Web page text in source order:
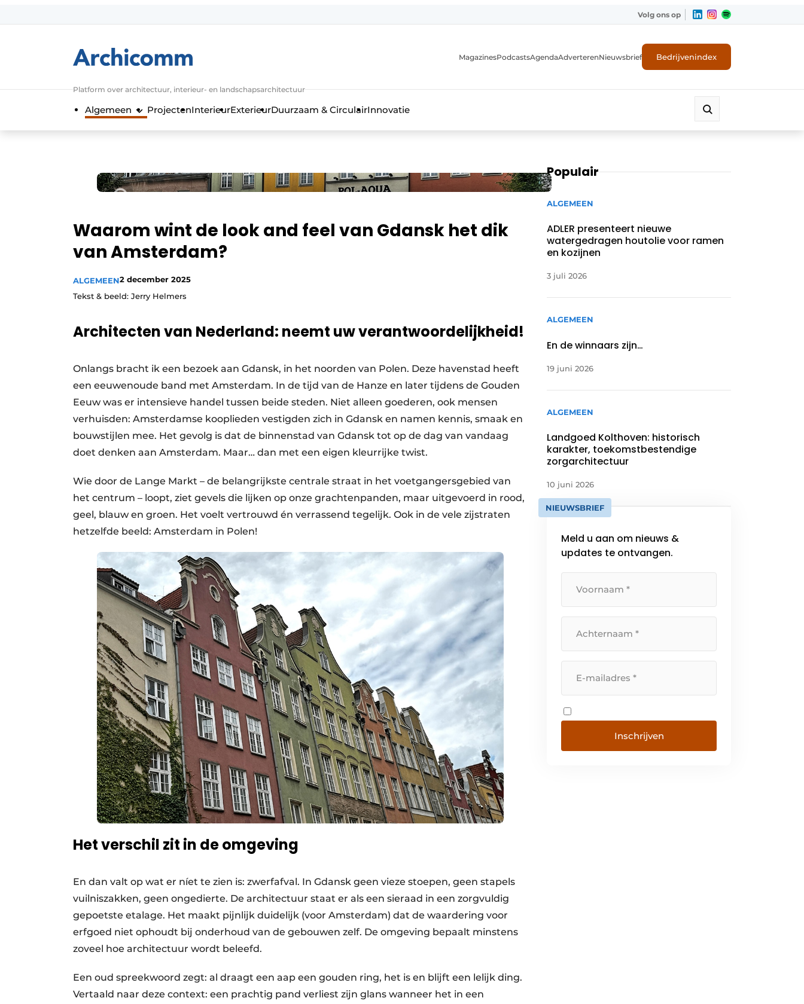
Algemene voorwaarden
Contact
Privacy / Cookie statement
Volg ons op
Platform over architectuur, interieur- en landschapsarchitectuur
MagazinesPodcastsAgendaAdverterenNieuwsbrief Bedrijvenindex
Algemeen ProjectenInterieurExterieurDuurzaam & CirculairInnovatie
Waarom wint de look and feel van Gdansk het dik
van Amsterdam?
ALGEMEEN2 december 2025
Tekst & beeld: Jerry Helmers
Architecten van Nederland: neemt uw verantwoordelijkheid!
Onlangs bracht ik een bezoek aan Gdansk, in het noorden van Polen. Deze havenstad heeft
een eeuwenoude band met Amsterdam. In de tijd van de Hanze en later tijdens de Gouden
Eeuw was er intensieve handel tussen beide steden. Niet alleen goederen, ook mensen
verhuisden: Amsterdamse kooplieden vestigden zich in Gdansk en namen kennis, smaak en
bouwstijlen mee. Het gevolg is dat de binnenstad van Gdansk tot op de dag van vandaag
doet denken aan Amsterdam. Maar… dan met een eigen kleurrijke twist.
Wie door de Lange Markt – de belangrijkste centrale straat in het voetgangersgebied van
het centrum – loopt, ziet gevels die lijken op onze grachtenpanden, maar uitgevoerd in rood,
geel, blauw en groen. Het voelt vertrouwd én verrassend tegelijk. Ook in de vele zijstraten
hetzelfde beeld: Amsterdam in Polen!
Het verschil zit in de omgeving
En dan valt op wat er níet te zien is: zwerfafval. In Gdansk geen vieze stoepen, geen stapels
vuilniszakken, geen ongedierte. De architectuur staat er als een sieraad in een zorgvuldig
gepoetste etalage. Het maakt pijnlijk duidelijk (voor Amsterdam) dat de waardering voor
erfgoed niet ophoudt bij onderhoud van de gebouwen zelf. De omgeving bepaalt minstens
zoveel hoe architectuur wordt beleefd.
Een oud spreekwoord zegt: al draagt een aap een gouden ring, het is en blijft een lelijk ding.
Vertaald naar deze context: een prachtig pand verliest zijn glans wanneer het in een
Populair
ALGEMEEN
ADLER presenteert nieuwe
watergedragen houtolie voor ramen
en kozijnen
3 juli 2026
ALGEMEEN
En de winnaars zijn…
19 juni 2026
ALGEMEEN
Landgoed Kolthoven: historisch
karakter, toekomstbestendige
zorgarchitectuur
10 juni 2026
NIEUWSBRIEF
Meld u aan om nieuws &
updates te ontvangen.
Inschrijven